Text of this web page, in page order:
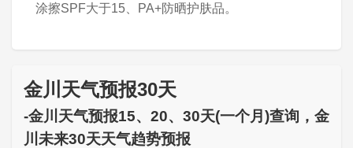
涂擦SPF大于15、PA+防晒护肤品。
金川天气预报30天
-金川天气预报15、20、30天(一个月)查询，金
川未来30天天气趋势预报